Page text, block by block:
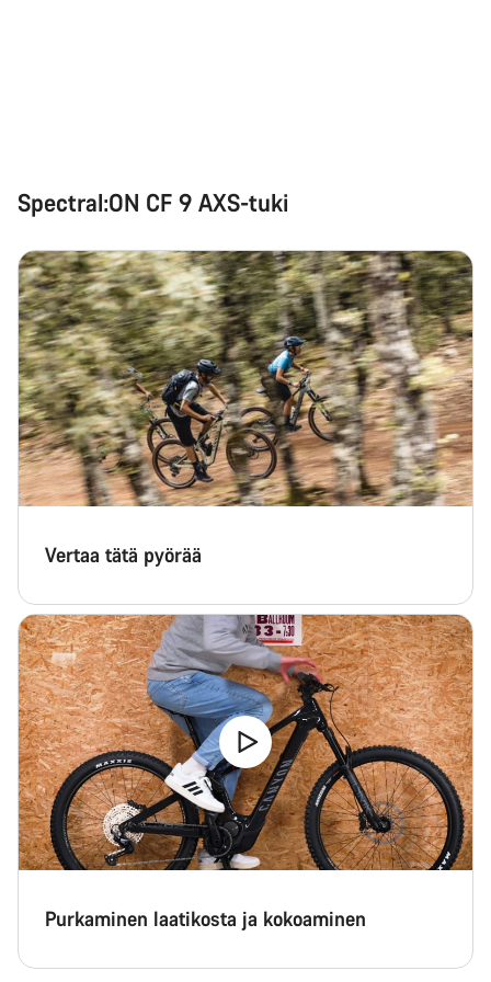
Spectral:ON CF 9 AXS-tuki
Vertaa tätä pyörää
Purkaminen laatikosta ja kokoaminen